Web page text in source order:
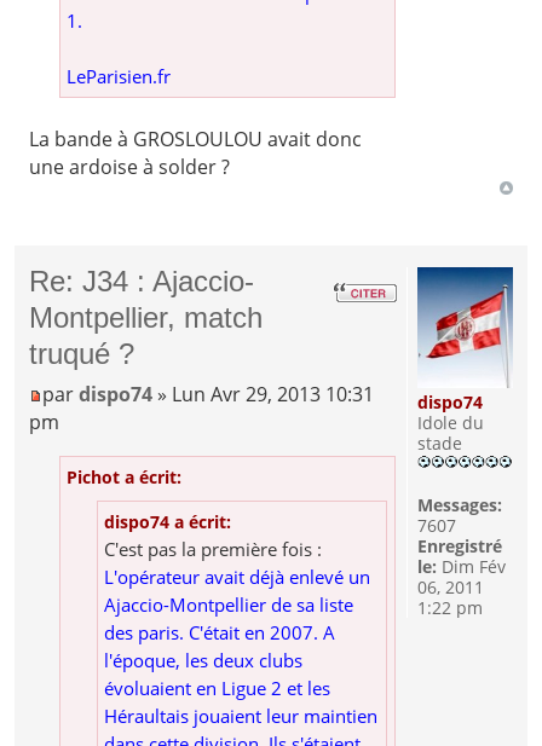
1.
LeParisien.fr
La bande à GROSLOULOU avait donc
une ardoise à solder ?
Re: J34 : Ajaccio-
Montpellier, match
truqué ?
pardispo74 » Lun Avr 29, 2013 10:31
pm
Pichot a écrit:
dispo74 a écrit:
C'est pas la première fois :
L'opérateur avait déjà enlevé un
Ajaccio-Montpellier de sa liste
des paris. C'était en 2007. A
l'époque, les deux clubs
évoluaient en Ligue 2 et les
Héraultais jouaient leur maintien
dispo74
Idole du
stade
Messages:
7607
Enregistré
le: Dim Fév
06, 2011
1:22 pm